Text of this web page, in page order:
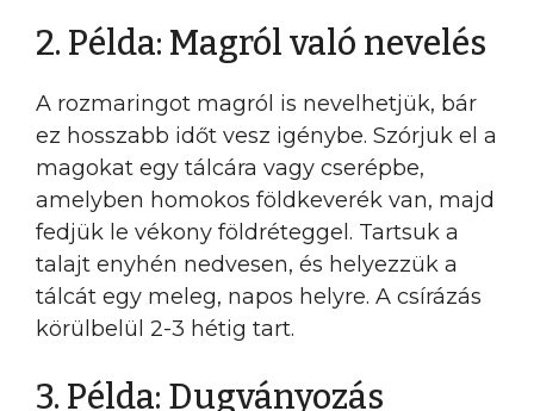
2. Példa: Magról való nevelés
A rozmaringot magról is nevelhetjük, bár
ez hosszabb időt vesz igénybe. Szórjuk el a
magokat egy tálcára vagy cserépbe,
amelyben homokos földkeverék van, majd
fedjük le vékony földréteggel. Tartsuk a
talajt enyhén nedvesen, és helyezzük a
tálcát egy meleg, napos helyre. A csírázás
körülbelül 2-3 hétig tart.
3. Példa: Dugványozás